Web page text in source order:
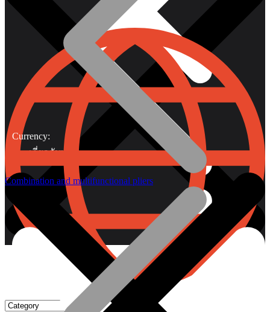
เกี่ยวกับเรา
Gripping Pliers
Currency:
Combination and multifunctional pliers